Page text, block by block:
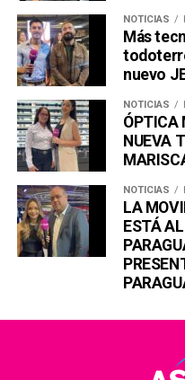
NOTICIAS
Más
nuevo
NOTICIAS
ÓPTICA
NUEVA
NOTICIAS
LA
ESTÁ